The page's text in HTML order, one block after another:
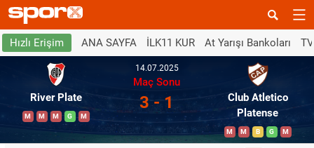
Hızlı Erişim ANA SAYFA İLK11 KUR At Yarışı Bankoları
River Plate
M M M G M
14.07.2025
Maç Sonu
3 - 1
Club Atletico
Platense
M M B G M